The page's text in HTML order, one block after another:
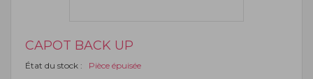
CAPOT BACK UP
État du stock : Pièce épuisée